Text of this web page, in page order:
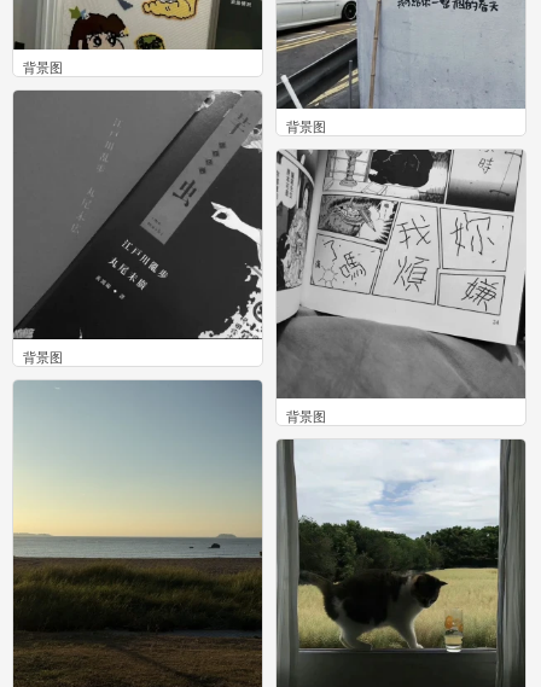
背景图
0
背景图
0
背景图
0
背景图
0